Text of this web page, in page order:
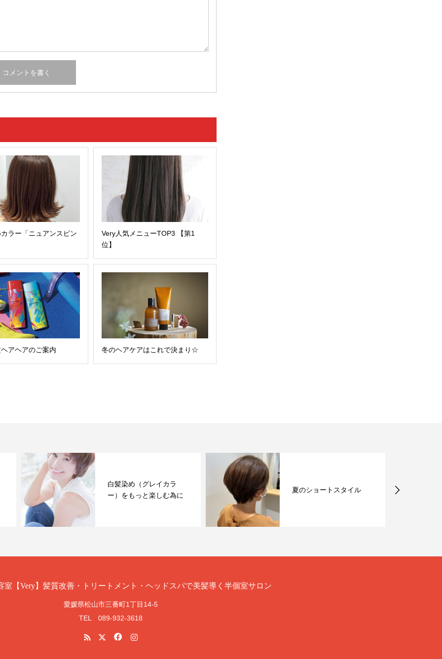
ラー「ニュアンスピン
Very人気メニューTOP3 【第1
位】
アヘアのご案内 冬のヘアケアはこれで決まり☆
白髪染め（グレイカラ
ー）をもっと楽しむ為に
夏のショートスタイル
愛媛県松山市三番町1丁目14-5
TEL 089-932-3618